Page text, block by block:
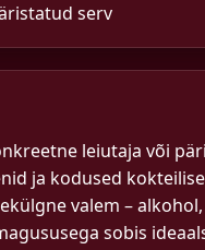
serv
leiutaja või
ja kodused
valem –
sobis